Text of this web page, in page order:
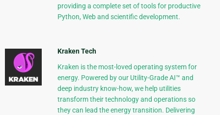
providing a complete set of tools for productive
Python, Web and scientific development.
Kraken Tech
Kraken is the most-loved operating system for
energy. Powered by our Utility-Grade AI™ and
deep industry know-how, we help utilities
transform their technology and operations so
they can lead the energy transition. Delivering